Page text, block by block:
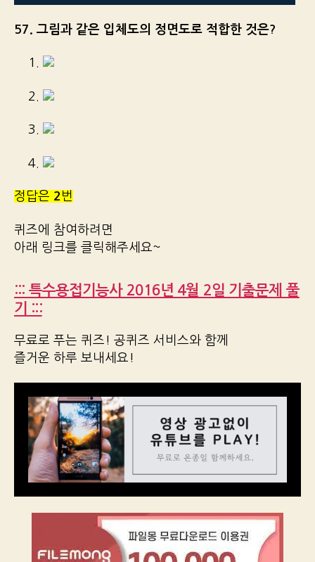
57. 그림과 같은 입체도의 정면도로 적합한 것은?
1.
2.
3.
4.
정답은 2 번
퀴즈에 참여하려면
아래 링크를 클릭해주세요~
::: 특수용접기능사 2016년 4월 2일 기출문제 풀
기 :::
무료로 푸는 퀴즈! 공퀴즈 서비스와 함께
즐거운 하루 보내세요!